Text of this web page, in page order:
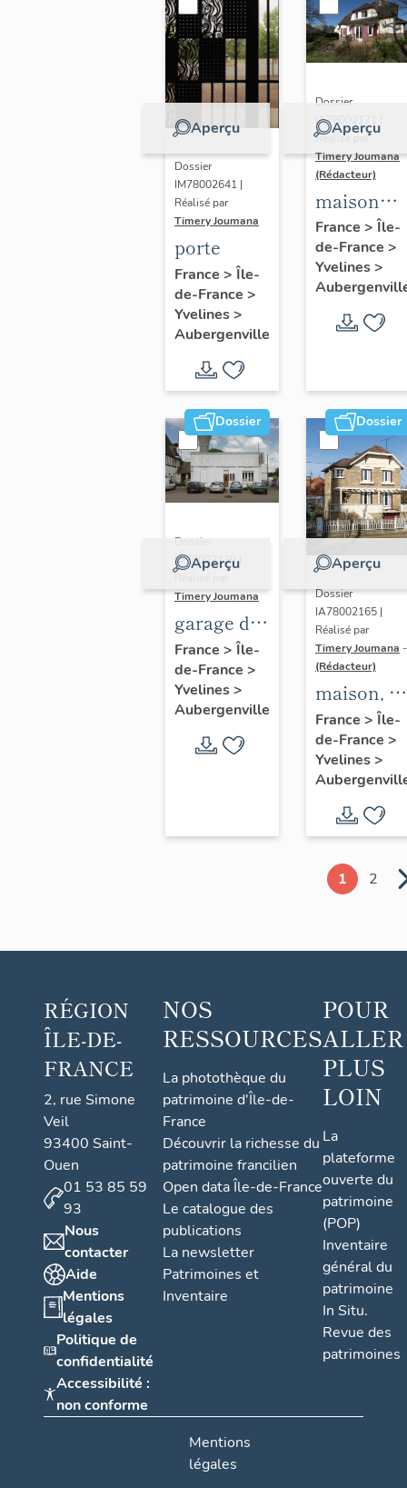
Aperçu
Dossier
IM78002641 |
Réalisé par
Timery Joumana
porte
France > Île-
de-France >
Yvelines>
Aubergenville
Aperçu
Dossier
IA78002171 |
Réalisé par
Timery Joumana
(Rédacteur)
maison
dite "villa
le Bois
fleuri", 27
avenue
d'Ypres
France > Île-
de-France >
Yvelines>
Dossier
Aperçu
Dossier
IA78002139 |
Timery Joumana
garage de
réparation
automobile
Saint-
Christophe
France > Île-
de-France >
Yvelines>
Aubergenville
Dossier
Aperçu
Dossier
IA78002165 |
Réalisé par
Timery Joumana -
(Rédacteur)
maison, 1
avenue
Albert 1er
France > Île-
de-France >
Yvelines>
1 2
RÉGION
ÎLE-DE-
FRANCE
2, rue Simone
Veil
93400 Saint-
Ouen
01 53 85 59
93
Nous
contacter
Aide
Mentions
légales
Politique de
confidentialité
Accessibilité :
non conforme
NOS
RESSOURCES
La photothèque du
patrimoine d'Île-de-
France
Découvrir la richesse du
patrimoine francilien
Open data Île-de-France
Le catalogue des
publications
La newsletter
Patrimoines et
Inventaire
POUR
ALLER
PLUS
LOIN
La
plateforme
ouverte du
patrimoine
(POP)
Inventaire
général du
patrimoine
In Situ.
Revue des
patrimoines
Mentions
légales